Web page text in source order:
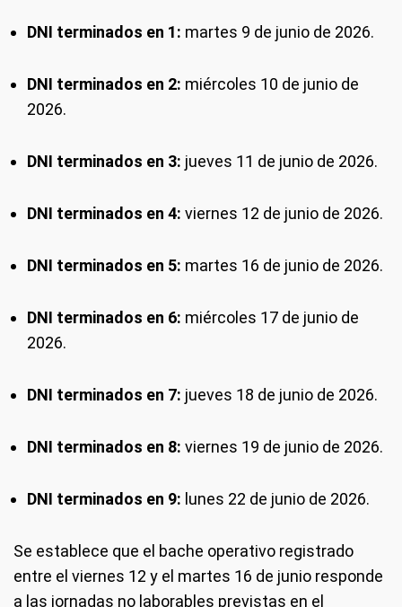
DNI terminados en 1: martes 9 de junio de 2026.
DNI terminados en 2: miércoles 10 de junio de
2026.
DNI terminados en 3: jueves 11 de junio de 2026.
DNI terminados en 4: viernes 12 de junio de 2026.
DNI terminados en 5: martes 16 de junio de 2026.
DNI terminados en 6: miércoles 17 de junio de
2026.
DNI terminados en 7: jueves 18 de junio de 2026.
DNI terminados en 8: viernes 19 de junio de 2026.
DNI terminados en 9: lunes 22 de junio de 2026.
Se establece que el bache operativo registrado
entre el viernes 12 y el martes 16 de junio responde
a las jornadas no laborables previstas en el